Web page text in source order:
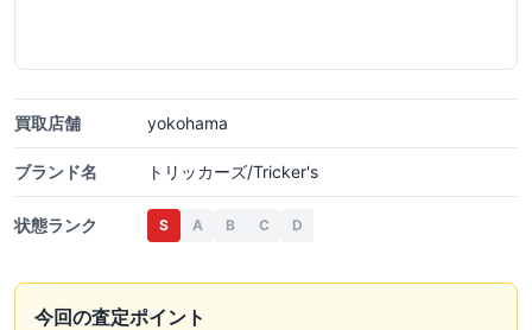
買取店舗 yokohama
ブランド名 トリッカーズ/Tricker's
状態ランク S A B C D
今回の査定ポイント